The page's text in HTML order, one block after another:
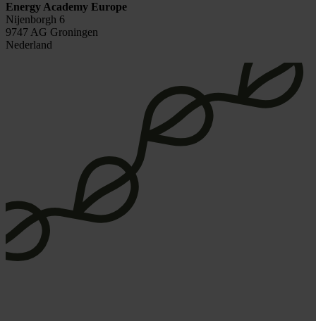
Energy Academy Europe
Nijenborgh 6
9747 AG Groningen
Nederland